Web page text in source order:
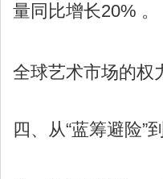
量同比增长20% 。
全球艺术市场的权
四、从“蓝筹避险”